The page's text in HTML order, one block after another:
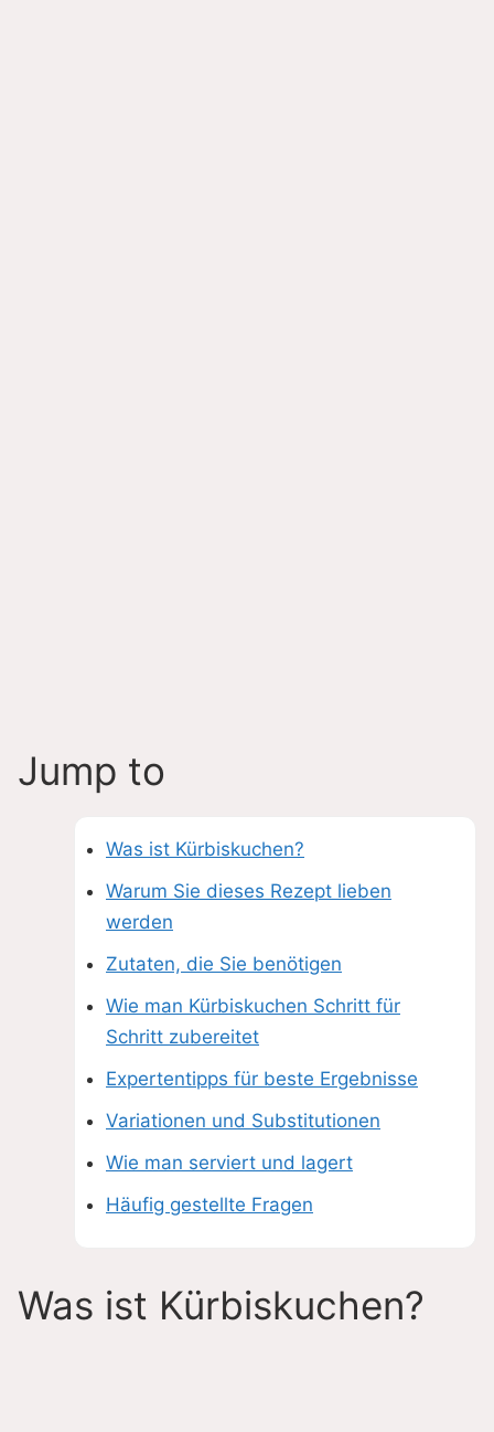
Jump to
Was ist Kürbiskuchen?
Warum Sie dieses Rezept lieben
werden
Zutaten, die Sie benötigen
Wie man Kürbiskuchen Schritt für
Schritt zubereitet
Expertentipps für beste Ergebnisse
Variationen und Substitutionen
Wie man serviert und lagert
Häufig gestellte Fragen
Was ist Kürbiskuchen?